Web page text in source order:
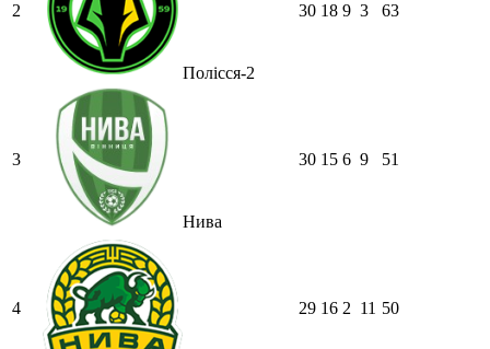
2
Полісся-2
30 18 9 3 63
3
Нива
30 15 6 9 51
4 29 16 2 11 50